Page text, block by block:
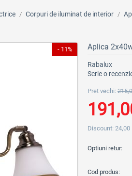
/ Corpuri de iluminat de interior /
- 11% Aplica
Rabalux
Scrie o
Pret vechi:
Discount: 24,00
Optiuni retur:
Cod produs: